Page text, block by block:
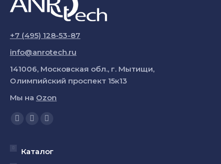
+7 (495) 128-53-87
info@anrotech.ru
141006, Московская обл., г. Мытищи,
Олимпийский проспект 15к13
Мы на Ozon
Ищите нас:
Страница
открывается
Страница
открывается
Страница
открывается
Каталог